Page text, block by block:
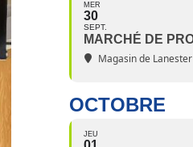
MER
30
SEPT.
MARCHÉ DE
Magasin de Lanester
OCTOBRE
JEU